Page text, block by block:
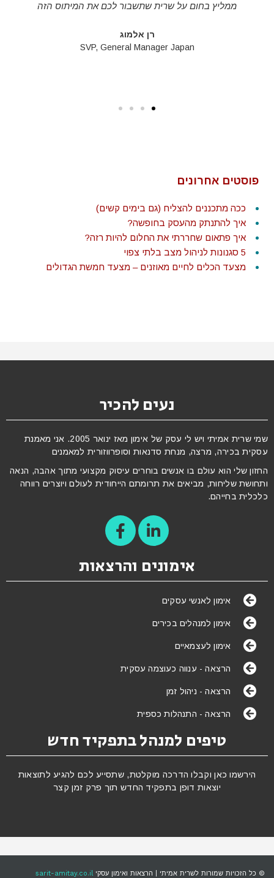
ממליץ בחום על שרית שתשבור לכם את המיתוס הזה
רן אלמוג
SVP, General Manager Japan
פוסטים אחרונים
ככה מתכננים להצליח (גם בימים קשים)
איך להתנתק מהעסק בחופשה?
איך פתאום שחררתי את החלום להיות רזה?
5 סגנונות לניהול מצב בלתי צפוי
מצעד הכלים לחיים מאוזנים – מצעד חמשת הגדולים
נעים להכיר
שמי שרית אמיתי ויש לי עסק של אימון מאז ינואר 2005. אני מאמנת
עסקית בכירה, מרצה, מנחת סדנאות וסופרווזורית למאמנים
החזון שלי הוא עולם בו אנשים בוחרים עיסוק מקצועי מתוך אהבה, הנאה
ותחושת שליחות, מביאים את תרומתם הייחודית לעולם ויוצרים רווחה
כלכלית בחייהם.
אימונים והרצאות
אימון לאנשי עסקים
אימון למנהלים בכירים
אימון לעצמאיים
הרצאה - ענווה כעוצמה עסקית
הרצאה - ניהול זמן
הרצאה - התנהלות כספית
טיפים למנהל בתפקיד חדש
הירשמו כאן וקבלו הדרכה מוקלטת, שתסייע לכם להגיע לתוצאות
יוצאות דופן בתפקיד החדש תוך פרק זמן קצר
© כל הזכויות שמורות לשרית אמיתי | הרצאות ואימון עסקיsarit-amitay.co.il